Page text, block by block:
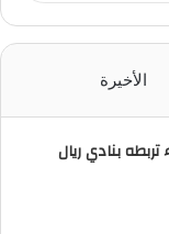
الأخيرة
بنادي ريال